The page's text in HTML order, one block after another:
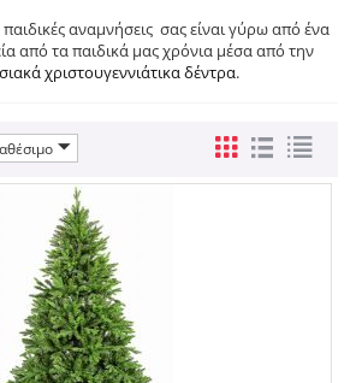
αναμνήσεις σας είναι γύρω από ένα
από τα παιδικά μας χρόνια μέσα από την
χριστουγεννιάτικα δέντρα.